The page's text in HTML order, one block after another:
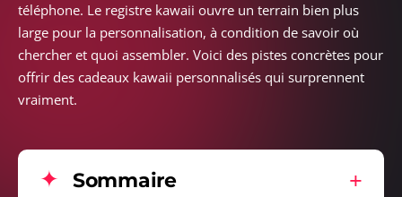
téléphone. Le registre kawaii ouvre un terrain bien plus
large pour la personnalisation, à condition de savoir où
chercher et quoi assembler. Voici des pistes concrètes pour
offrir des cadeaux kawaii personnalisés qui surprennent
vraiment.
Sommaire